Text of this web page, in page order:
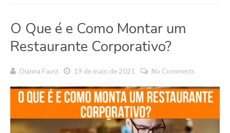
O Que é e Como Montar um
Restaurante Corporativo?
Dianna Faust 19 de maio de 2021 No Comments